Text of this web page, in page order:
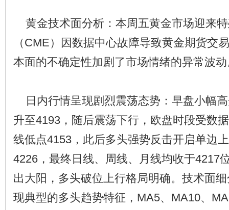
黄金技术面分析：本周五黄金市场迎来
（CME）因数据中心故障导致黄金期货交
本面的不确定性加剧了市场情绪的异常波
日内行情呈现剧烈震荡态势：早盘小幅
升至4193，随后震荡下行，欧盘时段受数
线低点4153，此后多头强势反击开启单边
4226，最终日线、周线、月线均收于4217
出大阳，多头破位上行格局明确。技术面
现典型的多头趋势特征，MA5、MA10、